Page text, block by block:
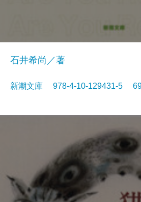
石井希尚／著
新潮文庫 978-4-10-129431-5